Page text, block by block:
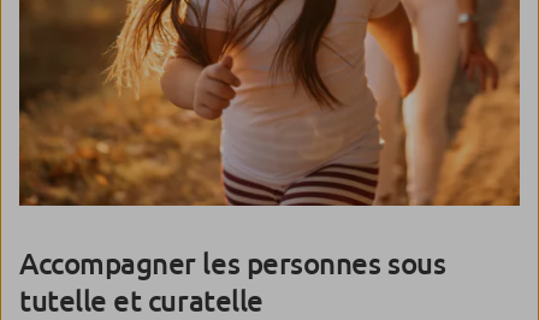
Accompagner les personnes sous
tutelle et curatelle